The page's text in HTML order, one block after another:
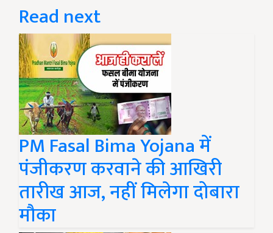
Read next
PM Fasal Bima Yojana में
पंजीकरण करवाने की आखिरी
तारीख आज, नहीं मिलेगा दोबारा
मौका